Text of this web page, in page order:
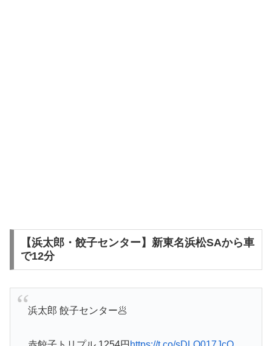
【浜太郎・餃子センター】新東名浜松SAから車
で12分
浜太郎 餃子センター🥟